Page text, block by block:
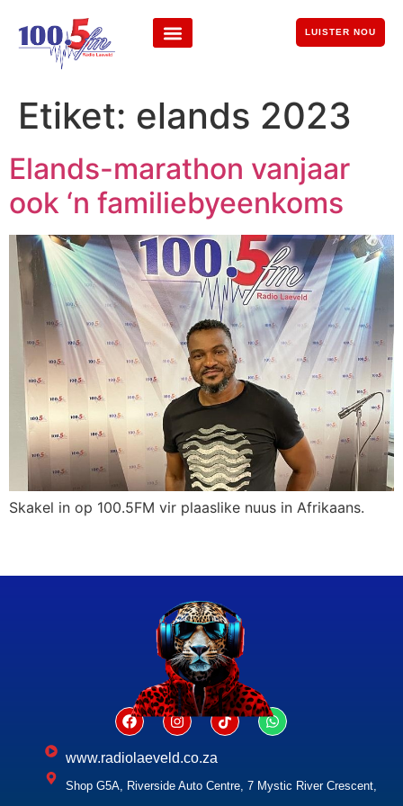
LUISTER NOU
Etiket: elands 2023
Elands-marathon vanjaar
ook ‘n familiebyeenkoms
Skakel in op 100.5FM vir plaaslike nuus in Afrikaans.
www.radiolaeveld.co.za
Shop G5A, Riverside Auto Centre, 7 Mystic River Crescent,